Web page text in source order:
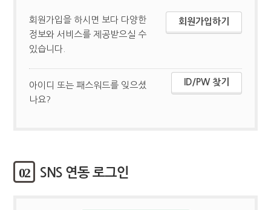
회원가입을 하시면 보다 다양한
정보와 서비스를 제공받으실 수
있습니다.
회원가입하기
아이디 또는 패스워드를 잊으셨
나요?
ID/PW 찾기
02 SNS 연동 로그인